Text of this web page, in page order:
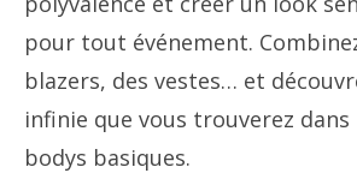
pour tout événement.
blazers, des vestes… et
infinie que vous trouverez
bodys basiques.